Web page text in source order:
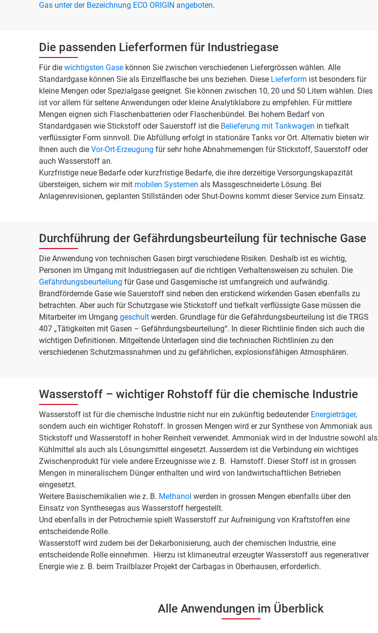
Gas unter der Bezeichnung ECO ORIGIN angeboten.
Die passenden Lieferformen für Industriegase
Für die wichtigsten Gase können Sie zwischen verschiedenen Liefergrössen wählen. Alle
Standardgase können Sie als Einzelflasche bei uns beziehen. Diese Lieferform ist besonders für
kleine Mengen oder Spezialgase geeignet. Sie können zwischen 10, 20 und 50 Litern wählen. Dies
ist vor allem für seltene Anwendungen oder kleine Analytiklabore zu empfehlen. Für mittlere
Mengen eignen sich Flaschenbatterien oder Flaschenbündel. Bei hohem Bedarf von
Standardgasen wie Stickstoff oder Sauerstoff ist die Belieferung mit Tankwagen in tiefkalt
verflüssigter Form sinnvoll. Die Abfüllung erfolgt in stationäre Tanks vor Ort. Alternativ bieten wir
Ihnen auch die Vor-Ort-Erzeugung für sehr hohe Abnahmemengen für Stickstoff, Sauerstoff oder
auch Wasserstoff an.
Kurzfristige neue Bedarfe oder kurzfristige Bedarfe, die ihre derzeitige Versorgungskapazität
übersteigen, sichern wir mit mobilen Systemen als Massgeschneiderte Lösung. Bei
Anlagenrevisionen, geplanten Stillständen oder Shut-Downs kommt dieser Service zum Einsatz.
Durchführung der Gefährdungsbeurteilung für technische Gase
Die Anwendung von technischen Gasen birgt verschiedene Risiken. Deshalb ist es wichtig,
Personen im Umgang mit Industriegasen auf die richtigen Verhaltensweisen zu schulen. Die
Gefährdungsbeurteilung für Gase und Gasgemische ist umfangreich und aufwändig.
Brandfördernde Gase wie Sauerstoff sind neben den erstickend wirkenden Gasen ebenfalls zu
betrachten. Aber auch für Schutzgase wie Stickstoff und tiefkalt verflüssigte Gase müssen die
Mitarbeiter im Umgang geschult werden. Grundlage für die Gefährdungsbeurteilung ist die TRGS
407 „Tätigkeiten mit Gasen – Gefährdungsbeurteilung“. In dieser Richtlinie finden sich auch die
wichtigen Definitionen. Mitgeltende Unterlagen sind die technischen Richtlinien zu den
verschiedenen Schutzmassnahmen und zu gefährlichen, explosionsfähigen Atmosphären.
Wasserstoff – wichtiger Rohstoff für die chemische Industrie
Wasserstoff ist für die chemische Industrie nicht nur ein zukünftig bedeutender Energieträger,
sondern auch ein wichtiger Rohstoff. In grossen Mengen wird er zur Synthese von Ammoniak aus
Stickstoff und Wasserstoff in hoher Reinheit verwendet. Ammoniak wird in der Industrie sowohl als
Kühlmittel als auch als Lösungsmittel eingesetzt. Ausserdem ist die Verbindung ein wichtiges
Zwischenprodukt für viele andere Erzeugnisse wie z. B. Harnstoff. Dieser Stoff ist in grossen
Mengen in mineralischem Dünger enthalten und wird von landwirtschaftlichen Betrieben
eingesetzt.
Weitere Basischemikalien wie z. B. Methanol werden in grossen Mengen ebenfalls über den
Einsatz von Synthesegas aus Wasserstoff hergestellt.
Und ebenfalls in der Petrochemie spielt Wasserstoff zur Aufreinigung von Kraftstoffen eine
entscheidende Rolle.
Wasserstoff wird zudem bei der Dekarbonisierung, auch der chemischen Industrie, eine
entscheidende Rolle einnehmen. Hierzu ist klimaneutral erzeugter Wasserstoff aus regenerativer
Energie wie z. B. beim Trailblazer Projekt der Carbagas in Oberhausen, erforderlich.
Alle Anwendungen im Überblick